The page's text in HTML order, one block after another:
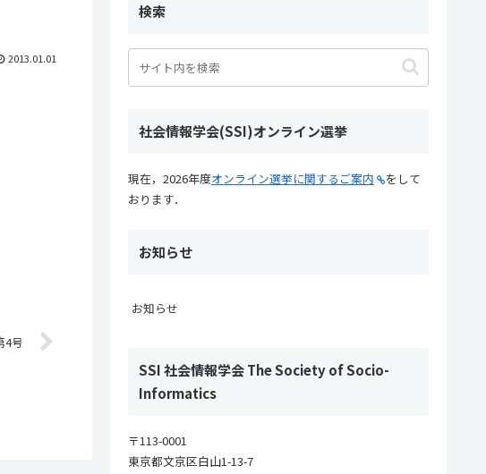
2013.01.01
号
検索
社会情報学会(SSI)オンライン選挙
現在，2026年度オンライン選挙に関するご案内
をして
おります．
お知らせ
お知らせ
SSI 社会情報学会 The Society of Socio-
Informatics
〒113-0001
東京都文京区白山1-13-7